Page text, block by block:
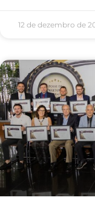
12 de dezembro de